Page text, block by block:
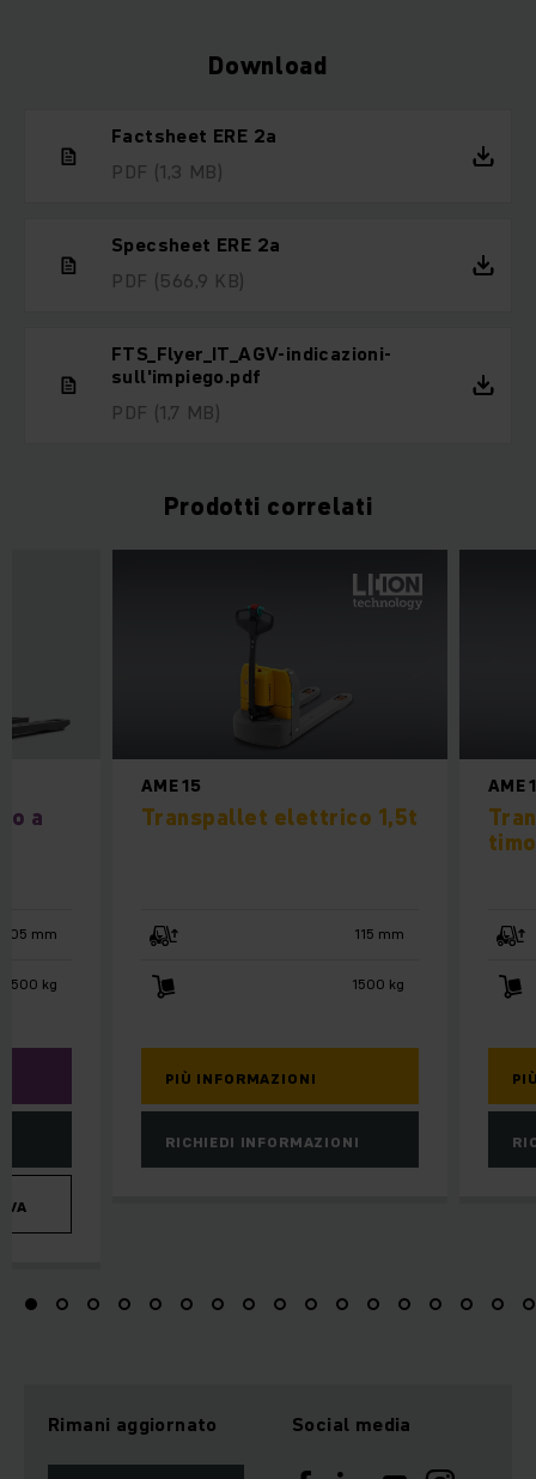
Download
Factsheet ERE 2a
PDF (1,3 MB)
Specsheet ERE 2a
PDF (566,9 KB)
FTS_Flyer_IT_AGV-indicazioni-
sull'impiego.pdf
PDF (1,7 MB)
Prodotti correlati
AME 15
Transpallet elettrico 1,5t
115 mm
1500 kg
PIÙ INFORMAZIONI
RICHIEDI INFORMAZIONI
AME
a
105 mm
1500 kg
Rimani aggiornato Social media